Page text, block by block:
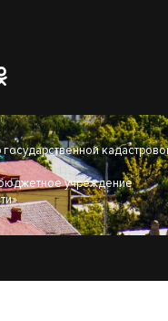
учреждение